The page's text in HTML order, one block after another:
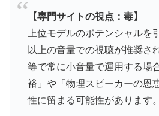
【専門サイトの視点：毒】
上位モデルのポテンシャルを
以上の音量での視聴が推奨さ
等で常に小音量で運用する場
裕」や「物理スピーカーの恩
性に留まる可能性があります。